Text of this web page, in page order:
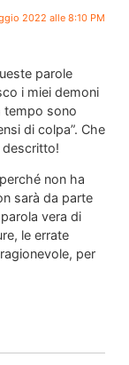
2022 alle 8:10 PM
parole
i miei demoni
tempo sono
di colpa”. Che
descritto!
non ha
sarà da parte
vera di
le errate
per